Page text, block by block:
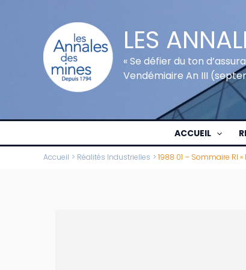
LES
« Se défier du ton
Vendémiaire An III
ACCUEIL
Accueil Réalités Industrielles 1988 01 – Sommaire RI